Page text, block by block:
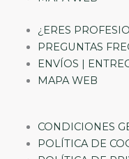
¿ERES
PREGUNTAS
ENVÍOS |
MAPA WEB
CONDICIONES
POLÍTICA DE